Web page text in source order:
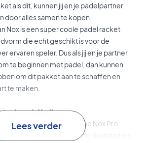
als dit, kunnen jij en je padelpartner
door alles samen te kopen.
Nox is een super coole padel racket
die echt geschikt is voor de
ervaren speler. Dus als jij en je partner
te beginnen met padel, dan kunnen
om dit pakket aan te schaffen en
te maken.
als padel ballen
krijgt u ook een tube Nox Pro
Deze ballen zijn van super kwaliteit en
Lees verder